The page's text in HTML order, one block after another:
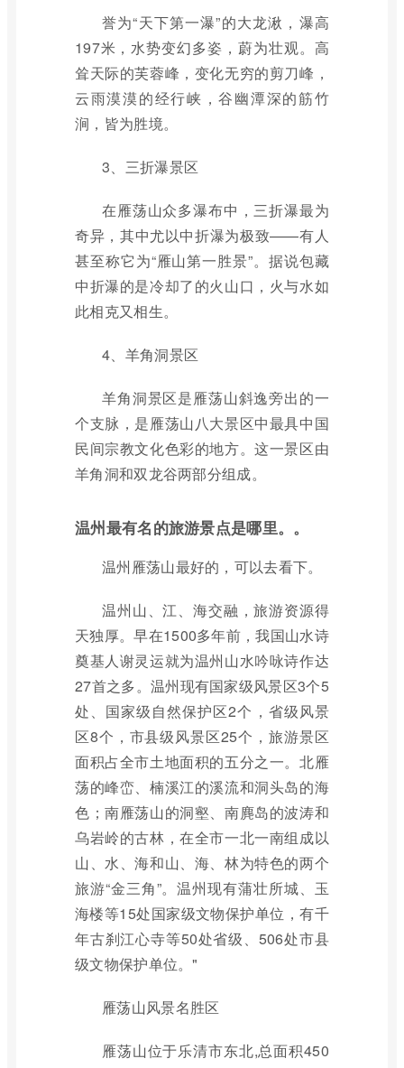
誉为“天下第一瀑”的大龙湫，瀑高
197米，水势变幻多姿，蔚为壮观。高
耸天际的芙蓉峰，变化无穷的剪刀峰，
云雨漠漠的经行峡，谷幽潭深的筋竹
涧，皆为胜境。
3、三折瀑景区
在雁荡山众多瀑布中，三折瀑最为
奇异，其中尤以中折瀑为极致——有人
甚至称它为“雁山第一胜景”。据说包藏
中折瀑的是冷却了的火山口，火与水如
此相克又相生。
4、羊角洞景区
羊角洞景区是雁荡山斜逸旁出的一
个支脉，是雁荡山八大景区中最具中国
民间宗教文化色彩的地方。这一景区由
羊角洞和双龙谷两部分组成。
温州最有名的旅游景点是哪里。。
温州雁荡山最好的，可以去看下。
温州山、江、海交融，旅游资源得
天独厚。早在1500多年前，我国山水诗
奠基人谢灵运就为温州山水吟咏诗作达
27首之多。温州现有国家级风景区3个5
处、国家级自然保护区2个，省级风景
区8个，市县级风景区25个，旅游景区
面积占全市土地面积的五分之一。北雁
荡的峰峦、楠溪江的溪流和洞头岛的海
色；南雁荡山的洞壑、南麂岛的波涛和
乌岩岭的古林，在全市一北一南组成以
山、水、海和山、海、林为特色的两个
旅游“金三角”。温州现有蒲壮所城、玉
海楼等15处国家级文物保护单位，有千
年古刹江心寺等50处省级、506处市县
级文物保护单位。"
雁荡山风景名胜区
雁荡山位于乐清市东北,总面积450